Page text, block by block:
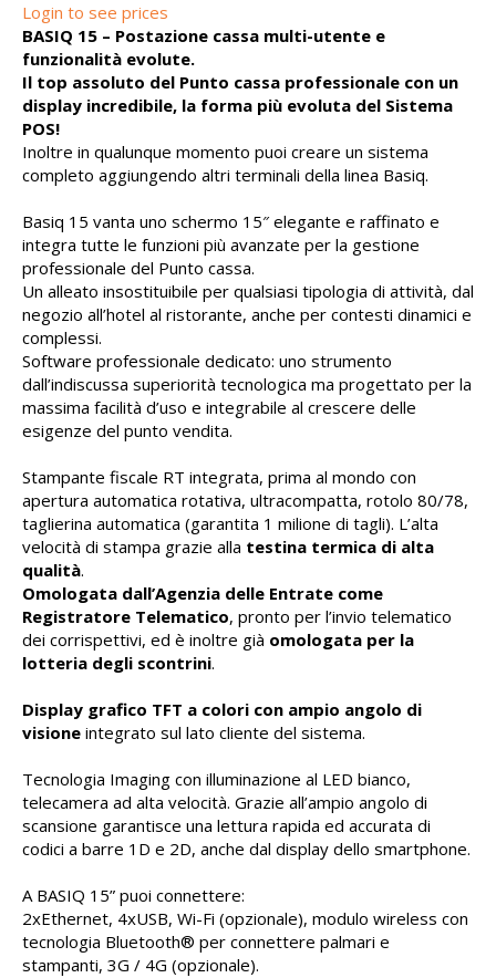
Login to see prices
BASIQ 15 – Postazione cassa multi-utente e
funzionalità evolute.
Il top assoluto del Punto cassa professionale con un
display incredibile, la forma più evoluta del Sistema
POS!
Inoltre in qualunque momento puoi creare un sistema
completo aggiungendo altri terminali della linea Basiq.
Basiq 15 vanta uno schermo 15″ elegante e raffinato e
integra tutte le funzioni più avanzate per la gestione
professionale del Punto cassa.
Un alleato insostituibile per qualsiasi tipologia di attività, dal
negozio all’hotel al ristorante, anche per contesti dinamici e
complessi.
Software professionale dedicato: uno strumento
dall’indiscussa superiorità tecnologica ma progettato per la
massima facilità d’uso e integrabile al crescere delle
esigenze del punto vendita.
Stampante fiscale RT integrata, prima al mondo con
apertura automatica rotativa, ultracompatta, rotolo 80/78,
taglierina automatica (garantita 1 milione di tagli). L’alta
velocità di stampa grazie alla testina termica di alta
qualità.
Omologata dall’Agenzia delle Entrate come
Registratore Telematico, pronto per l’invio telematico
dei corrispettivi, ed è inoltre già omologata per la
lotteria degli scontrini.
Display grafico TFT a colori con ampio angolo di
visione integrato sul lato cliente del sistema.
Tecnologia Imaging con illuminazione al LED bianco,
telecamera ad alta velocità. Grazie all’ampio angolo di
scansione garantisce una lettura rapida ed accurata di
codici a barre 1D e 2D, anche dal display dello smartphone.
A BASIQ 15” puoi connettere:
2xEthernet, 4xUSB, Wi-Fi (opzionale), modulo wireless con
tecnologia Bluetooth® per connettere palmari e
stampanti, 3G / 4G (opzionale).